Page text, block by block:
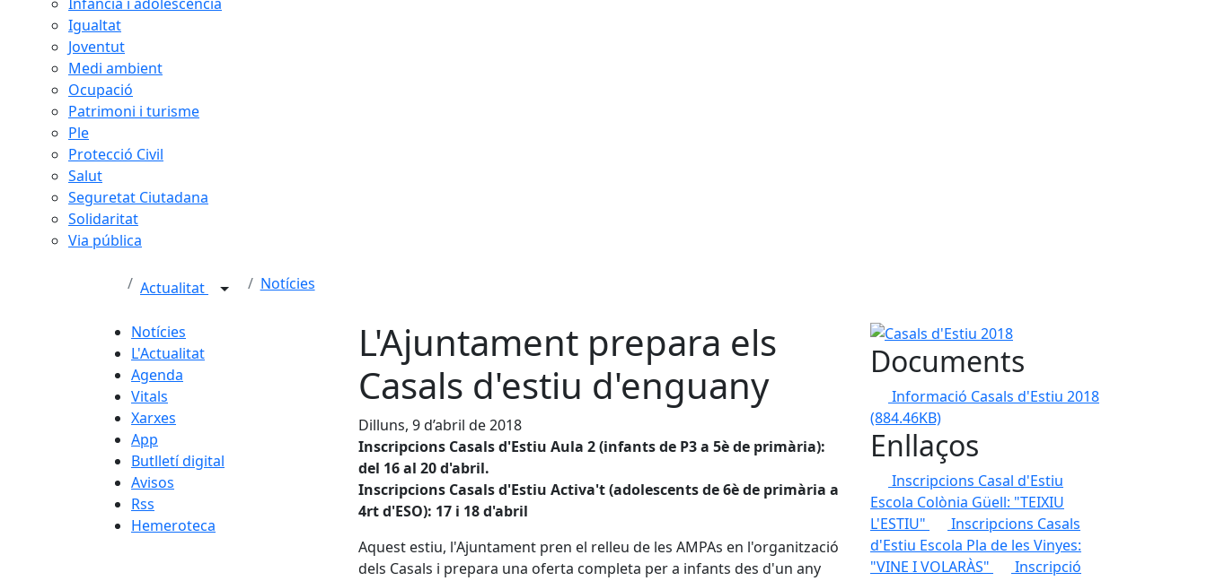
Igualtat
Joventut
Medi ambient
Ocupació
Patrimoni i turisme
Ple
Protecció Civil
Salut
Seguretat Ciutadana
Solidaritat
Via pública
Actualitat Notícies
Notícies
L'Actualitat
Agenda
Vitals
Xarxes
App
Butlletí digital
Avisos
Rss
Hemeroteca
L'Ajuntament prepara els
Casals d'estiu d'enguany
Dilluns, 9 d’abril de 2018
Inscripcions Casals d'Estiu Aula 2 (infants de P3 a 5è de primària):
del 16 al 20 d'abril.
Inscripcions Casals d'Estiu Activa't (adolescents de 6è de primària a
4rt d'ESO): 17 i 18 d'abril
Aquest estiu, l'Ajuntament pren el relleu de les AMPAs en l'organització
dels Casals i prepara una oferta completa per a infants des d'un any
Casals d'Estiu 2018
Documents
Informació Casals d'Estiu 2018
(884.46KB)
Enllaços
Inscripcions Casal d'Estiu
Escola Colònia Güell: "TEIXIU
L'ESTIU"
Inscripcions Casals
d'Estiu Escola Pla de les Vinyes:
"VINE I VOLARÀS"
Inscripció